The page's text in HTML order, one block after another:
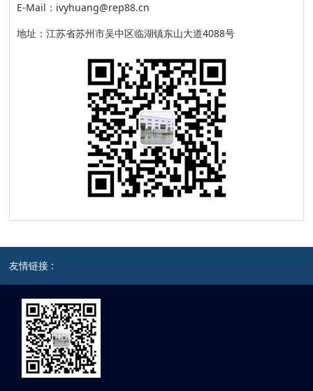
E-Mail：ivyhuang@rep88.cn
地址：江苏省苏州市吴中区临湖镇东山大道4088号
友情链接 :